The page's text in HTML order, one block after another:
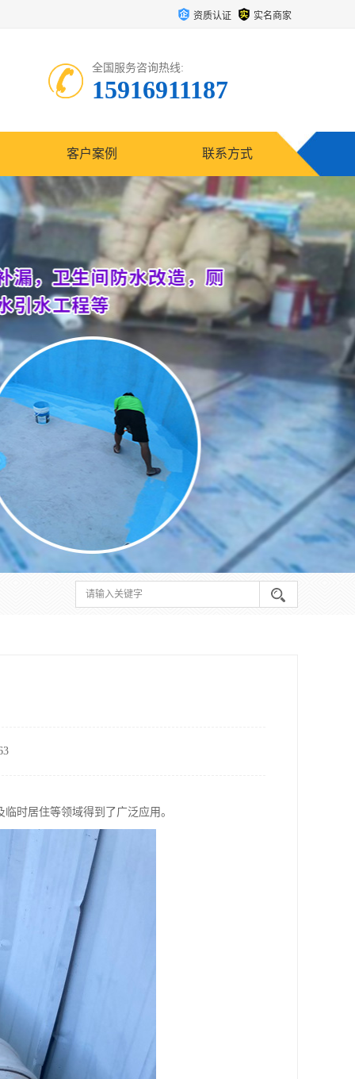
资质认证 实名商家
全国服务咨询热线:
15916911187
客户案例 联系方式
时居住等领域得到了广泛应用。